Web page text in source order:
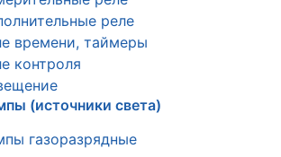
реле
времени, таймеры
контроля
(источники света)
газоразрядные